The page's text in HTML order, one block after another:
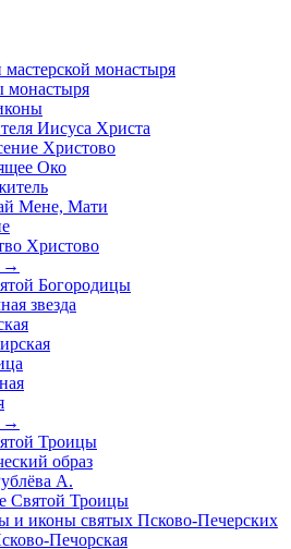
монастыря
монастыря
Иисуса Христа
Христово
Око
Мене, Мати
Христово
→
Богородицы
звезда
→
Троицы
образ
А.
Святой Троицы
и иконы святых Псково-Печерских
Печорская